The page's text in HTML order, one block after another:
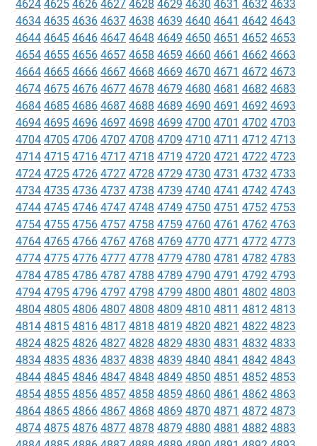
4624 4625 4626 4627 4628 4629 4630 4631 4632 4633
4634 4635 4636 4637 4638 4639 4640 4641 4642 4643
4644 4645 4646 4647 4648 4649 4650 4651 4652 4653
4654 4655 4656 4657 4658 4659 4660 4661 4662 4663
4664 4665 4666 4667 4668 4669 4670 4671 4672 4673
4674 4675 4676 4677 4678 4679 4680 4681 4682 4683
4684 4685 4686 4687 4688 4689 4690 4691 4692 4693
4694 4695 4696 4697 4698 4699 4700 4701 4702 4703
4704 4705 4706 4707 4708 4709 4710 4711 4712 4713
4714 4715 4716 4717 4718 4719 4720 4721 4722 4723
4724 4725 4726 4727 4728 4729 4730 4731 4732 4733
4734 4735 4736 4737 4738 4739 4740 4741 4742 4743
4744 4745 4746 4747 4748 4749 4750 4751 4752 4753
4754 4755 4756 4757 4758 4759 4760 4761 4762 4763
4764 4765 4766 4767 4768 4769 4770 4771 4772 4773
4774 4775 4776 4777 4778 4779 4780 4781 4782 4783
4784 4785 4786 4787 4788 4789 4790 4791 4792 4793
4794 4795 4796 4797 4798 4799 4800 4801 4802 4803
4804 4805 4806 4807 4808 4809 4810 4811 4812 4813
4814 4815 4816 4817 4818 4819 4820 4821 4822 4823
4824 4825 4826 4827 4828 4829 4830 4831 4832 4833
4834 4835 4836 4837 4838 4839 4840 4841 4842 4843
4844 4845 4846 4847 4848 4849 4850 4851 4852 4853
4854 4855 4856 4857 4858 4859 4860 4861 4862 4863
4864 4865 4866 4867 4868 4869 4870 4871 4872 4873
4874 4875 4876 4877 4878 4879 4880 4881 4882 4883